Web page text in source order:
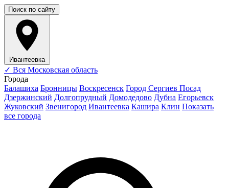
Поиск по сайту
Ивантеевка
✓ Вся Московская область
Города
Балашиха Бронницы Воскресенск Город Сергиев Посад
Дзержинский Долгопрудный Домодедово Дубна Егорьевск
Жуковский Звенигород Ивантеевка Кашира Клин Показать
все города